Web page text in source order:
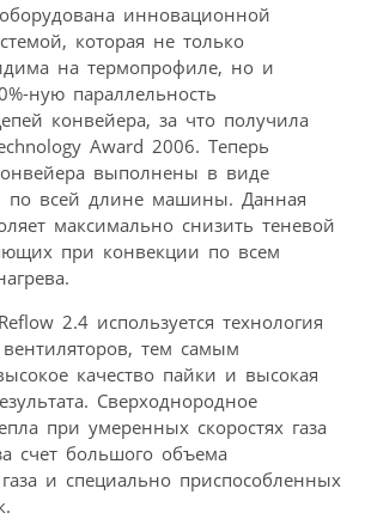
инновационной
которая не только
на термопрофиле, но и
ную параллельность
конвейера, за что получила
Award 2006. Теперь
выполнены в виде
по всей длине машины. Данная
максимально снизить теневой
при конвекции по всем
2.4 используется технология
тем самым
качество пайки и высокая
Сверходнородное
при умеренных скоростях газа
счет большого объема
и специально приспособленных